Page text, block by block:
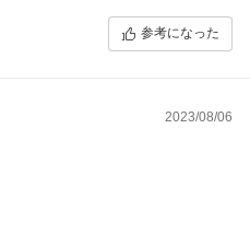
参考になった
2023/08/06